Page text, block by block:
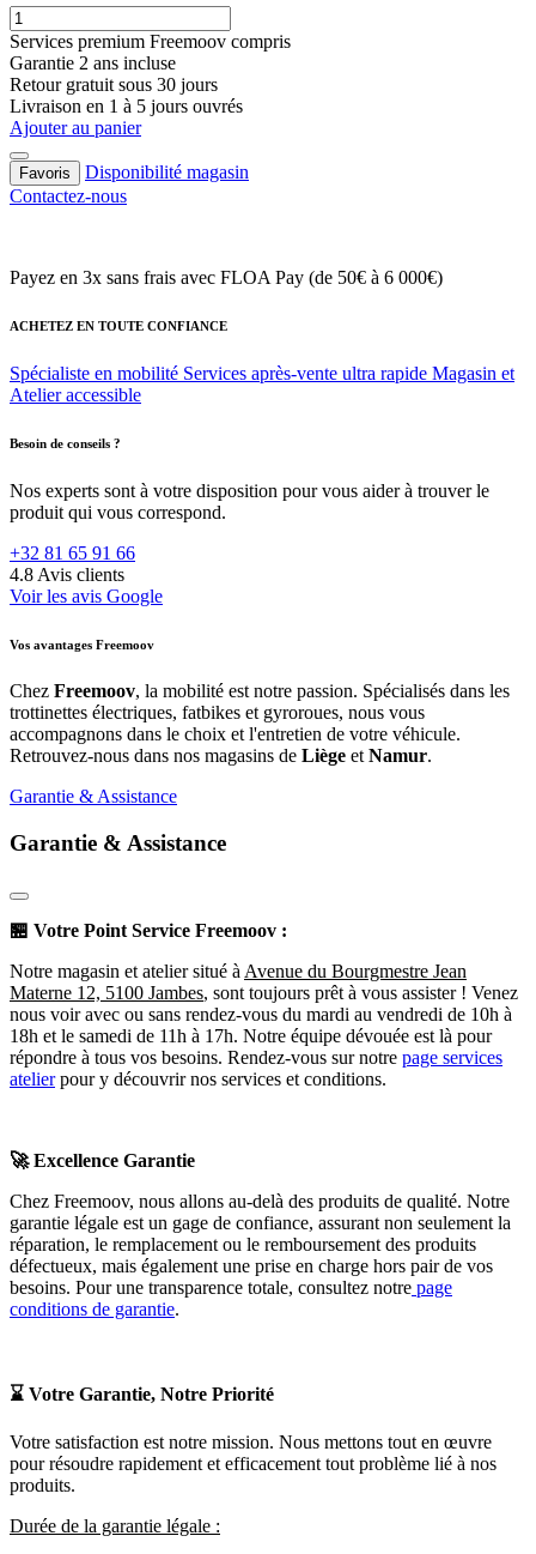
Services premium Freemoov compris
Garantie 2 ans incluse
Retour gratuit sous 30 jours
Livraison en 1 à 5 jours ouvrés
Ajouter au panier
Favoris
Disponibilité magasin
Contactez-nous
Payez en 3x sans frais avec FLOA Pay (de 50€ à 6 000€)
ACHETEZ EN TOUTE CONFIANCE
Spécialiste en mobilité Services après-vente ultra rapide Magasin et
Atelier accessible
Besoin de conseils ?
Nos experts sont à votre disposition pour vous aider à trouver le
produit qui vous correspond.
+32 81 65 91 66
4.8 Avis clients
Voir les avis Google
Vos avantages Freemoov
Chez Freemoov, la mobilité est notre passion. Spécialisés dans les
trottinettes électriques, fatbikes et gyroroues, nous vous
accompagnons dans le choix et l'entretien de votre véhicule.
Retrouvez-nous dans nos magasins de Liège etNamur.
Garantie & Assistance
Garantie & Assistance
🏪 Votre Point Service Freemoov :
Notre magasin et atelier situé à Avenue du Bourgmestre Jean
Materne 12, 5100 Jambes, sont toujours prêt à vous assister ! Venez
nous voir avec ou sans rendez-vous du mardi au vendredi de 10h à
18h et le samedi de 11h à 17h. Notre équipe dévouée est là pour
répondre à tous vos besoins. Rendez-vous sur notre page services
atelierpour y découvrir nos services et conditions.
🚀Excellence Garantie
Chez Freemoov, nous allons au-delà des produits de qualité. Notre
garantie légale est un gage de confiance, assurant non seulement la
réparation, le remplacement ou le remboursement des produits
défectueux, mais également une prise en charge hors pair de vos
besoins. Pour une transparence totale, consultez notre page
conditions de garantie.
⌛ Votre Garantie, Notre Priorité
Votre satisfaction est notre mission. Nous mettons tout en œuvre
pour résoudre rapidement et efficacement tout problème lié à nos
produits.
Durée de la garantie légale :